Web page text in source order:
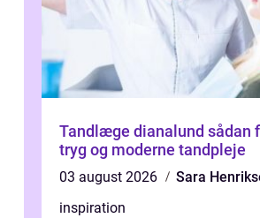
Tandlæge dianalund sådan finder du
tryg og moderne tandpleje
03 august 2026
Sara
inspiration